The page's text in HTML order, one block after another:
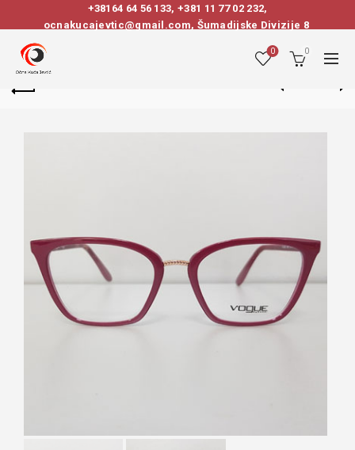
+38164 64 56 133, +381 11 77 02 232,
ocnakucajevtic@gmail.com, Šumadijske Divizije 8
0 0